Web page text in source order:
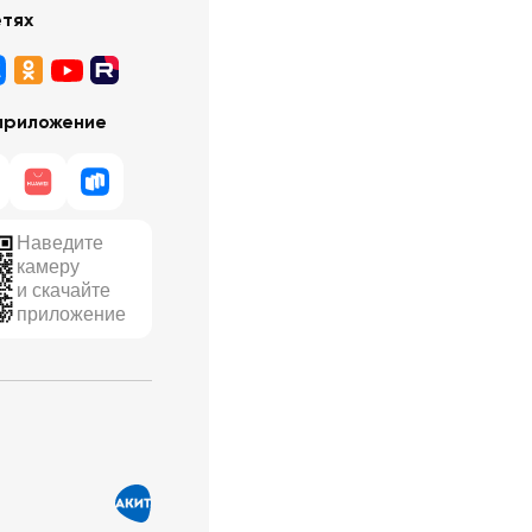
Наведите
камеру
и скачайте
приложение